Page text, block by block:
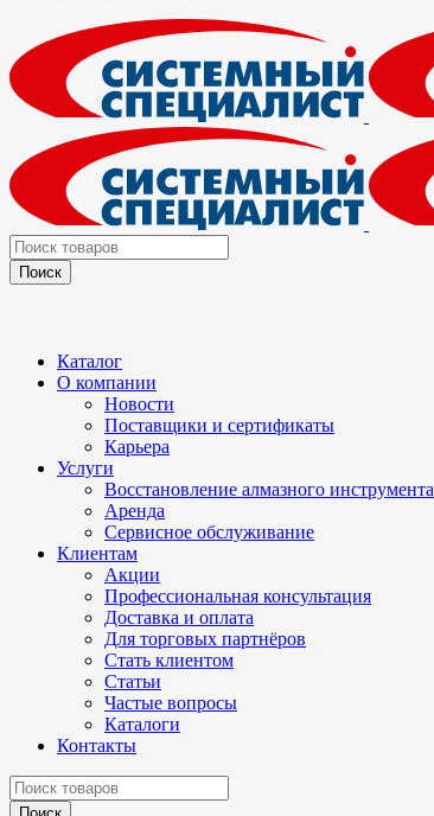
Каталог
О компании
Новости
Поставщики и сертификаты
Карьера
Услуги
Восстановление алмазного инструмента
Аренда
Сервисное обслуживание
Клиентам
Акции
Профессиональная консультация
Доставка и оплата
Для торговых партнёров
Стать клиентом
Статьи
Частые вопросы
Каталоги
Контакты